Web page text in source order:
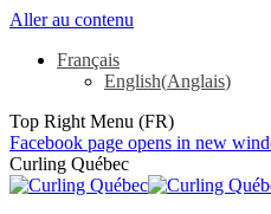
Aller au contenu
Français
English(Anglais)
Top Right Menu (FR)
Facebook page opens in new
Curling Québec